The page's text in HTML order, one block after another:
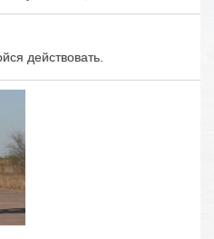
действовать.